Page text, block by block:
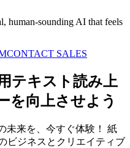
human-sounding AI that feels
CONTACT SALES
テキスト読み上
を向上させよう
未来を、今すぐ体験！ 紙
ビジネスとクリエイティブ